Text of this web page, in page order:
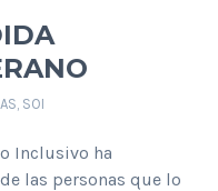
SOI
Inclusivo ha
las personas que lo